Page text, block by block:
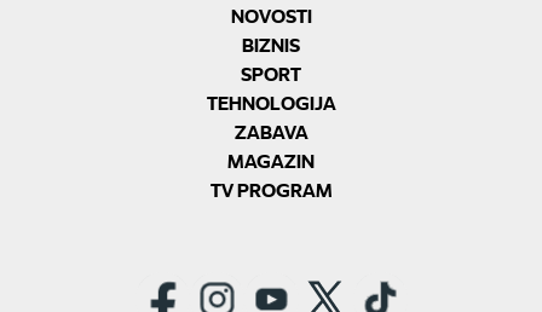
NOVOSTI
BIZNIS
SPORT
TEHNOLOGIJA
ZABAVA
MAGAZIN
TV PROGRAM